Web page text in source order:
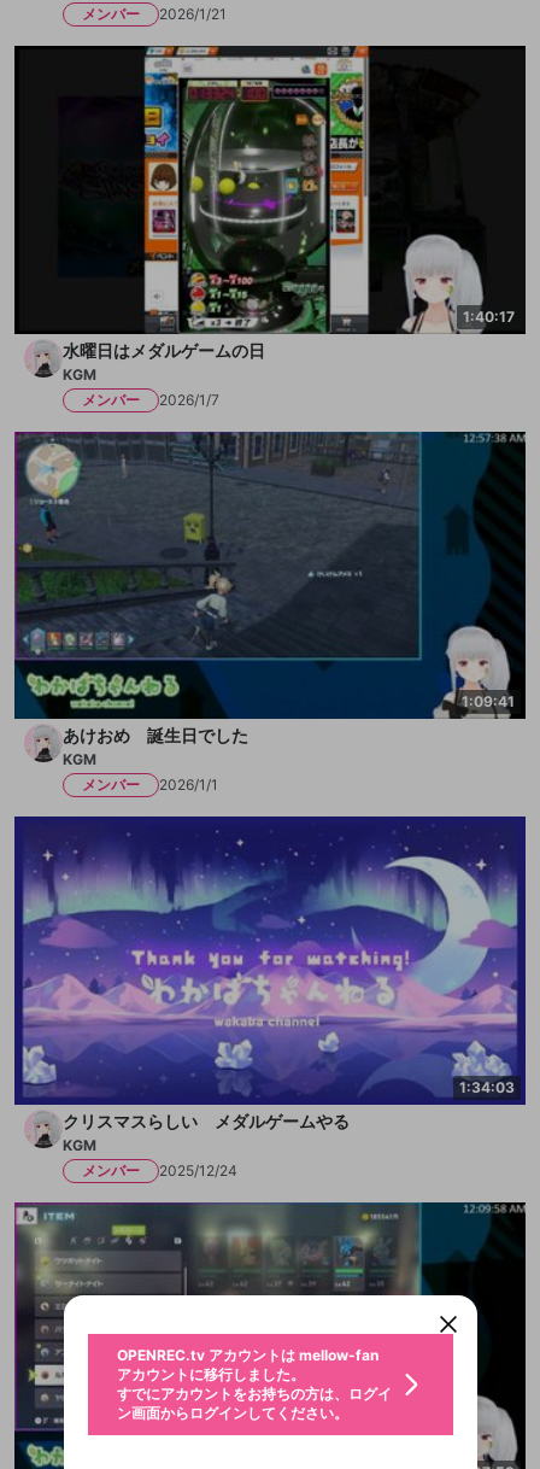
メンバー
2026/1/21
1:40:17
水曜日はメダルゲームの日
KGM
メンバー
2026/1/7
1:09:41
あけおめ 誕生日でした
KGM
メンバー
2026/1/1
1:34:03
クリスマスらしい メダルゲームやる
KGM
メンバー
2025/12/24
ブレイクタイム広告
OPENREC.tv アカウントは mellow-fan
アカウントに移行しました。
すでにアカウントをお持ちの方は、ログイ
新規登録
メールアドレスで新規登録
新規登録
@
OPENREC.tvアカウントはmellow-fanア
カウントに統合しました。
こちらからOPENREC.tvでログイン中のア
ログイン
メールアドレスでログイン
ログイン
OPENREC.tv アカウントは mellow-fan
アカウントに移行しました。
すでにアカウントをお持ちの方は、ログイ
ン画面からログインしてください。
パーソナルデータの登録
年
生年月は登録後に変更できません。
認証コードの入力
不適切なユーザーとして報告しま
すか？
問題を選択してください
サブスクシェア
限定コミュニティ参加方法